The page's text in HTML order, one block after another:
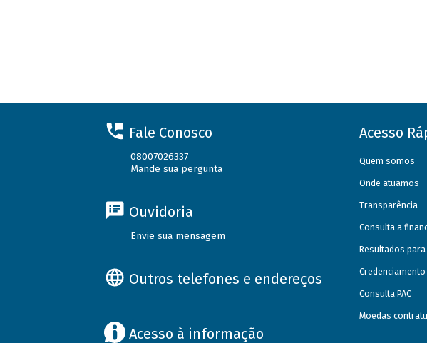
Fale Conosco
08007026337
Mande sua pergunta
Ouvidoria
Envie sua mensagem
Outros telefones e endereços
Acesso à informação
Acesso
Quem somos
Onde atuamos
Transparência
Consulta a
Resultados
Consulta PAC
Moedas